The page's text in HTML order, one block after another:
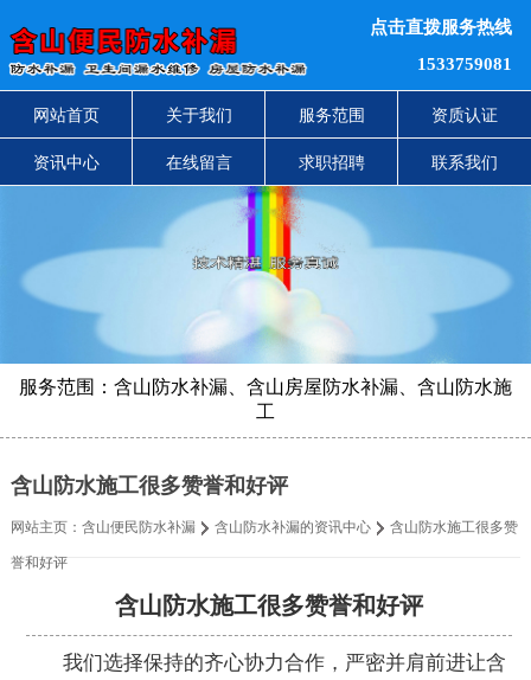
点击直拨服务热线
1533759081
网站首页 关于我们 服务范围 资质认证
资讯中心 在线留言 求职招聘 联系我们
服务范围：含山防水补漏、含山房屋防水补漏、含山防水施
工
含山防水施工很多赞誉和好评
网站主页： 含山便民防水补漏 含山防水补漏的资讯中心 含山防水施工很多赞
誉和好评
含山防水施工很多赞誉和好评
我们选择保持的齐心协力合作，严密并肩前进让含